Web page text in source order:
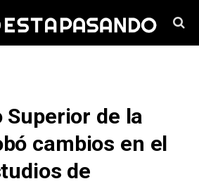
Superior de la
cambios en el
de